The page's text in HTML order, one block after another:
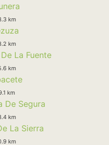
km
km
La Fuente
km
km
De Segura
km
La Sierra
km